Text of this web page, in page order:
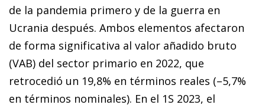
de la pandemia primero y de la guerra en
Ucrania después. Ambos elementos afectaron
de forma significativa al valor añadido bruto
(VAB) del sector primario en 2022, que
retrocedió un 19,8% en términos reales (–5,7%
en términos nominales). En el 1S 2023, el